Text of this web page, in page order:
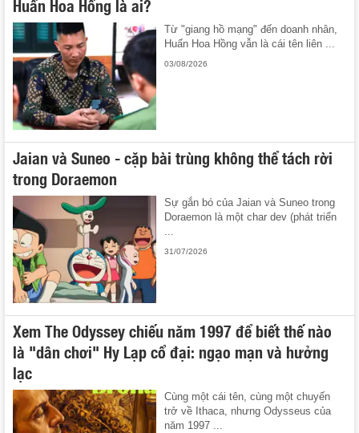
Từ "giang hồ mạng" đến doanh nhân,
Huấn Hoa Hồng vẫn là cái tên liên ...
03/08/2026
Jaian và Suneo - cặp bài trùng không thể tách rời
trong Doraemon
Sự gắn bó của Jaian và Suneo trong
Doraemon là một char dev (phát triển
31/07/2026
Xem The Odyssey chiếu năm 1997 để biết thế nào
là "dân chơi" Hy Lạp cổ đại: ngạo mạn và hưởng
lạc
Cùng một cái tên, cùng một chuyến
trở về Ithaca, nhưng Odysseus của
năm 1997 ...